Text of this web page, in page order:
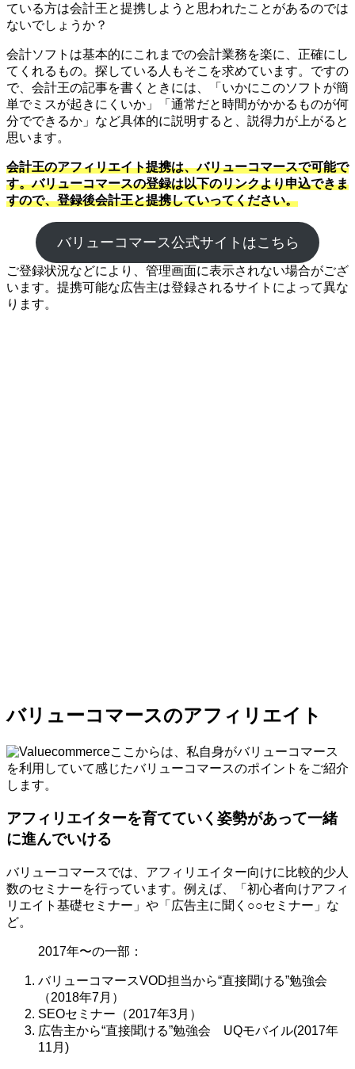
ている方は会計王と提携しようと思われたことがあるのでは
ないでしょうか？
会計ソフトは基本的にこれまでの会計業務を楽に、正確にし
てくれるもの。探している人もそこを求めています。ですの
で、会計王の記事を書くときには、「いかにこのソフトが簡
単でミスが起きにくいか」「通常だと時間がかかるものが何
分でできるか」など具体的に説明すると、説得力が上がると
思います。
会計王のアフィリエイト提携は、バリューコマースで可能で
す。バリューコマースの登録は以下のリンクより申込できま
すので、登録後会計王と提携していってください。
バリューコマース公式サイトはこちら
ご登録状況などにより、管理画面に表示されない場合がござ
います。提携可能な広告主は登録されるサイトによって異な
ります。
バリューコマースのアフィリエイト
ここからは、私自身がバリューコマース
を利用していて感じたバリューコマースのポイントをご紹介
します。
アフィリエイターを育てていく姿勢があって一緒
に進んでいける
バリューコマースでは、アフィリエイター向けに比較的少人
数のセミナーを行っています。例えば、「初心者向けアフィ
リエイト基礎セミナー」や「広告主に聞く○○セミナー」な
ど。
2017年〜の一部：
バリューコマースVOD担当から“直接聞ける”勉強会
（2018年7月）
SEOセミナー（2017年3月）
広告主から“直接聞ける”勉強会 UQモバイル(2017年
11月)